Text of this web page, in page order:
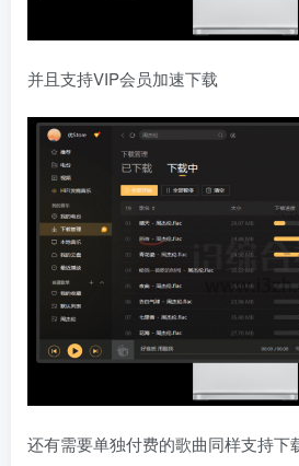
并且支持VIP会员加速下载
还有需要单独付费的歌曲同样支持下